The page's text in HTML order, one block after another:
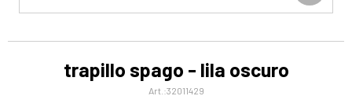
trapillo spago - lila oscuro
32011429